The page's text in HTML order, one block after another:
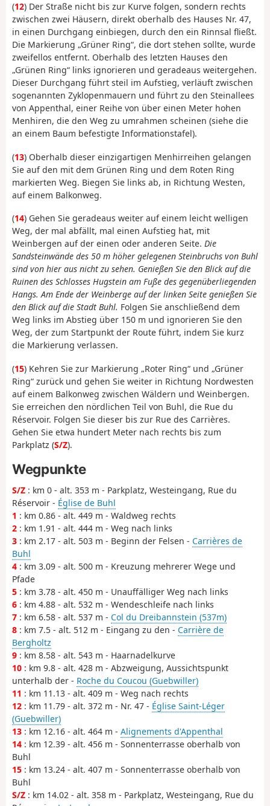
(12) Der Straße nicht bis zur Kurve folgen, sondern rechts
zwischen zwei Häusern, direkt oberhalb des Hauses Nr. 47,
in einen Durchgang einbiegen, durch den ein Rinnsal fließt.
Die Markierung „Grüner Ring“, die dort stehen sollte, wurde
zweifellos entfernt. Oberhalb des letzten Hauses den
„Grünen Ring“ links ignorieren und geradeaus weitergehen.
Dieser Durchgang führt steil im Aufstieg, verläuft zwischen
sogenannten Zyklopenmauern und führt zu den Steinallees
von Appenthal, einer Reihe von über einen Meter hohen
Menhiren, die den Weg zu umrahmen scheinen (siehe die
an einem Baum befestigte Informationstafel).
(13) Oberhalb dieser einzigartigen Menhirreihen gelangen
Sie auf den mit dem Grünen Ring und dem Roten Ring
markierten Weg. Biegen Sie links ab, in Richtung Westen,
auf einem Balkonweg.
(14) Gehen Sie geradeaus weiter auf einem leicht welligen
Weg, der mal abfällt, mal einen Aufstieg hat, mit
Weinbergen auf der einen oder anderen Seite. Die
Sandsteinwände des 50 m höher gelegenen Steinbruchs von Buhl
sind von hier aus nicht zu sehen. Genießen Sie den Blick auf die
Ruinen des Schlosses Hugstein am Fuße des gegenüberliegenden
Hangs. Am Ende der Weinberge auf der linken Seite genießen Sie
den Blick auf die Stadt Buhl. Folgen Sie anschließend dem
Weg links im Abstieg über 150 m und ignorieren Sie den
Weg, der zum Startpunkt der Route führt, indem Sie kurz
die Markierung verlassen.
(15) Kehren Sie zur Markierung „Roter Ring“ und „Grüner
Ring“ zurück und gehen Sie weiter in Richtung Nordwesten
auf einem Balkonweg zwischen Wäldern und Weinbergen.
Sie erreichen den nördlichen Teil von Buhl, die Rue du
Réservoir. Folgen Sie dieser bis zur Rue des Carrières.
Gehen Sie etwa hundert Meter nach rechts bis zum
Parkplatz (S/Z).
Wegpunkte
S/Z : km 0 - alt. 353 m - Parkplatz, Westeingang, Rue du
Réservoir - Église de Buhl
1 : km 0.86 - alt. 449 m - Waldweg rechts
2 : km 1.91 - alt. 444 m - Weg nach links
3 : km 2.17 - alt. 503 m - Beginn der Felsen - Carrières de
Buhl
4 : km 3.09 - alt. 500 m - Kreuzung mehrerer Wege und
Pfade
5 : km 3.78 - alt. 450 m - Unauffälliger Weg nach links
6 : km 4.88 - alt. 532 m - Wendeschleife nach links
7 : km 6.58 - alt. 537 m - Col du Dreibannstein (537m)
8 : km 7.5 - alt. 512 m - Eingang zu den - Carrière de
Bergholtz
9 : km 8.58 - alt. 543 m - Haarnadelkurve
10 : km 9.8 - alt. 428 m - Abzweigung, Aussichtspunkt
unterhalb der - Roche du Coucou (Guebwiller)
11 : km 11.13 - alt. 409 m - Weg nach rechts
12 : km 11.79 - alt. 372 m - Nr. 47 - Église Saint-Léger
(Guebwiller)
13 : km 12.16 - alt. 464 m - Alignements d'Appenthal
14 : km 12.39 - alt. 456 m - Sonnenterrasse oberhalb von
Buhl
15 : km 13.24 - alt. 407 m - Sonnenterrasse oberhalb von
Buhl
S/Z : km 14.02 - alt. 358 m - Parkplatz, Westeingang, Rue du